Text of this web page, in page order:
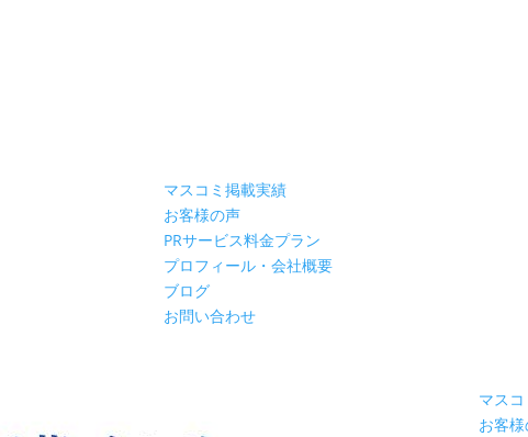
マスコミ掲載実績
お客様の声
PRサービス料金プラン
プロフィール・会社概要
ブログ
お問い合わせ
マス
お客